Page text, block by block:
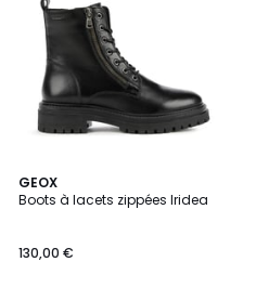
GEOX
Boots à lacets zippées Iridea
130,00 €
4,8
/ 5